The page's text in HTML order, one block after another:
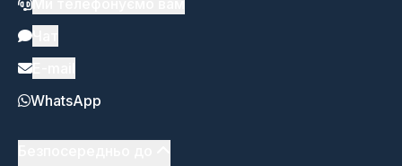
WhatsApp